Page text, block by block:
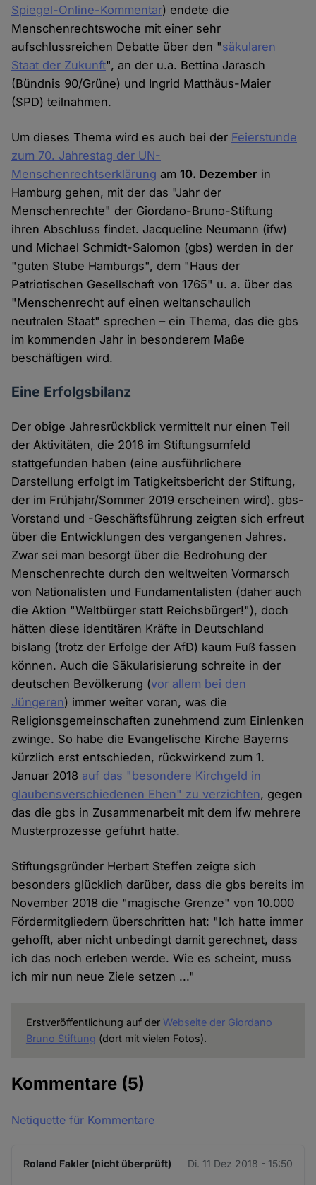
Spiegel-Online-Kommentar) endete die
Menschenrechtswoche mit einer sehr
aufschlussreichen Debatte über den "säkularen
Staat der Zukunft", an der u.a. Bettina Jarasch
(Bündnis 90/Grüne) und Ingrid Matthäus-Maier
(SPD) teilnahmen.
Um dieses Thema wird es auch bei der Feierstunde
zum 70. Jahrestag der UN-
Menschenrechtserklärung am10. Dezember in
Hamburg gehen, mit der das "Jahr der
Menschenrechte" der Giordano-Bruno-Stiftung
ihren Abschluss findet. Jacqueline Neumann (ifw)
und Michael Schmidt-Salomon (gbs) werden in der
"guten Stube Hamburgs", dem "Haus der
Patriotischen Gesellschaft von 1765" u. a. über das
"Menschenrecht auf einen weltanschaulich
neutralen Staat" sprechen – ein Thema, das die gbs
im kommenden Jahr in besonderem Maße
beschäftigen wird.
Eine Erfolgsbilanz
Der obige Jahresrückblick vermittelt nur einen Teil
der Aktivitäten, die 2018 im Stiftungsumfeld
stattgefunden haben (eine ausführlichere
Darstellung erfolgt im Tatigkeitsbericht der Stiftung,
der im Frühjahr/Sommer 2019 erscheinen wird). gbs-
Vorstand und -Geschäftsführung zeigten sich erfreut
über die Entwicklungen des vergangenen Jahres.
Zwar sei man besorgt über die Bedrohung der
Menschenrechte durch den weltweiten Vormarsch
von Nationalisten und Fundamentalisten (daher auch
die Aktion "Weltbürger statt Reichsbürger!"), doch
hätten diese identitären Kräfte in Deutschland
bislang (trotz der Erfolge der AfD) kaum Fuß fassen
können. Auch die Säkularisierung schreite in der
deutschen Bevölkerung (vor allem bei den
Jüngeren) immer weiter voran, was die
Religionsgemeinschaften zunehmend zum Einlenken
zwinge. So habe die Evangelische Kirche Bayerns
kürzlich erst entschieden, rückwirkend zum 1.
Januar 2018 auf das "besondere Kirchgeld in
glaubensverschiedenen Ehen" zu verzichten, gegen
das die gbs in Zusammenarbeit mit dem ifw mehrere
Musterprozesse geführt hatte.
Stiftungsgründer Herbert Steffen zeigte sich
besonders glücklich darüber, dass die gbs bereits im
November 2018 die "magische Grenze" von 10.000
Fördermitgliedern überschritten hat: "Ich hatte immer
gehofft, aber nicht unbedingt damit gerechnet, dass
ich das noch erleben werde. Wie es scheint, muss
ich mir nun neue Ziele setzen ..."
Erstveröffentlichung auf der Webseite der Giordano
Bruno Stiftung (dort mit vielen Fotos).
Kommentare (5)
Netiquette für Kommentare
Roland Fakler (nicht überprüft) Di. 11 Dez 2018 - 15:50